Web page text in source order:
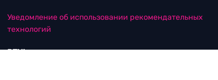
Уведомление об использовании рекомендательных
технологий
RTVI в соцсетях